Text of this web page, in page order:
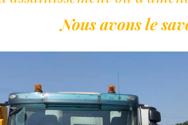
Nous avons le